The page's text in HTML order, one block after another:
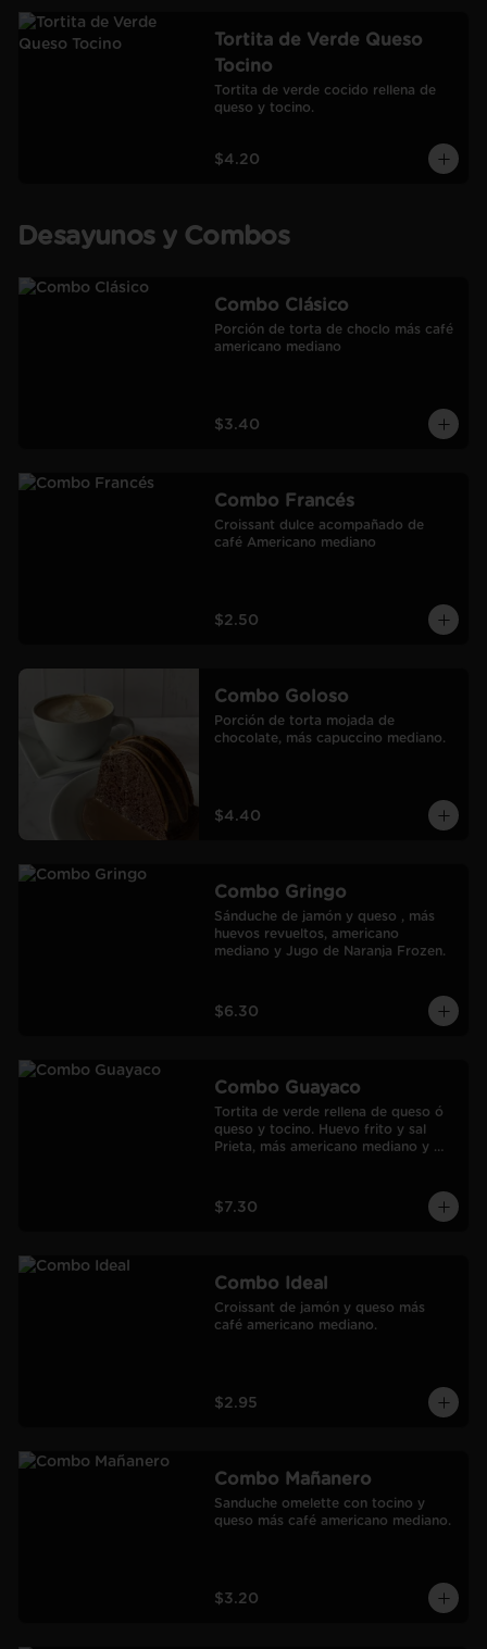
Tortita de Verde Queso
Tocino
Tortita de verde cocido rellena de
queso y tocino.
$4.20
Desayunos y Combos
Combo Clásico
Porción de torta de choclo más café
americano mediano
$3.40
Combo Francés
Croissant dulce acompañado de
café Americano mediano
$2.50
Combo Goloso
Porción de torta mojada de
chocolate, más capuccino mediano.
$4.40
Combo Gringo
Sánduche de jamón y queso , más
huevos revueltos, americano
mediano y Jugo de Naranja Frozen.
$6.30
Combo Guayaco
Tortita de verde rellena de queso ó
queso y tocino. Huevo frito y sal
Prieta, más americano mediano y
$7.30
Combo Ideal
Croissant de jamón y queso más
café americano mediano.
$2.95
Combo Mañanero
Sanduche omelette con tocino y
queso más café americano mediano.
$3.20